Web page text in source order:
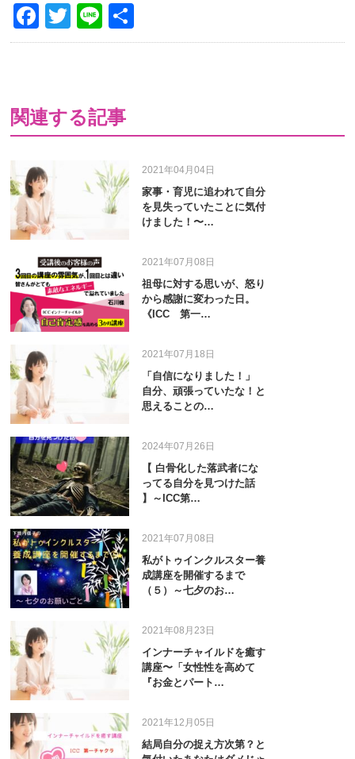
Facebook
Twitter
Line
有
関連する記事
2021年04月04日
家事・育児に追われて自分
を見失っていたことに気付
けました！〜…
2021年07月08日
祖母に対する思いが、怒り
から感謝に変わった日。
《ICC 第一…
2021年07月18日
「自信になりました！」
自分、頑張っていたな！と
思えることの…
2024年07月26日
【 白骨化した落武者にな
ってる自分を見つけた話
】～ICC第…
2021年07月08日
私がトゥインクルスター養
成講座を開催するまで
（５）～七夕のお…
2021年08月23日
インナーチャイルドを癒す
講座〜「女性性を高めて
『お金とパート…
2021年12月05日
結局自分の捉え方次第？と